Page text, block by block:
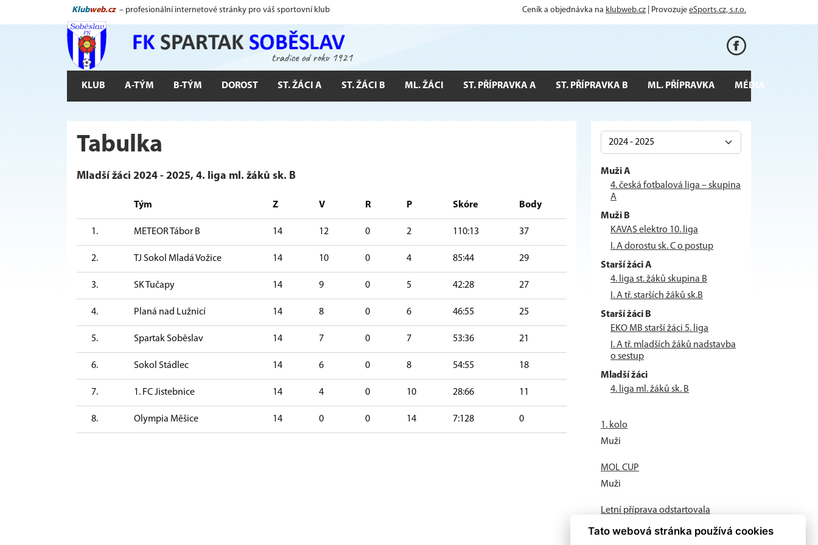
Klubweb.cz – profesionální internetové stránky pro váš sportovní klub Ceník a objednávka na klubweb.cz | Provozuje eSports.cz, s.r.o.
KLUB A-TÝM B-TÝM DOROST ST. ŽÁCI A ST. ŽÁCI B ML. ŽÁCI ST. PŘÍPRAVKA A ST. PŘÍPRAVKA B ML. PŘÍPRAVKA MÉDIA
Tabulka
Mladší žáci 2024 - 2025, 4. liga ml. žáků sk. B
Tým Z V R P Skóre Body
1. METEOR Tábor B 14 12 0 2 110:13 37
2. TJ Sokol Mladá Vožice 14 10 0 4 85:44 29
3. SK Tučapy 14 9 0 5 42:28 27
4. Planá nad Lužnicí 14 8 0 6 46:55 25
5. Spartak Soběslav 14 7 0 7 53:36 21
6. Sokol Stádlec 14 6 0 8 54:55 18
7. 1. FC Jistebnice 14 4 0 10 28:66 11
8. Olympia Měšice 14 0 0 14 7:128 0
Muži A
4. česká fotbalová liga – skupina
A
Muži B
KAVAS elektro 10. liga
I. A dorostu sk. C o postup
Starší žáci A
4. liga st. žáků skupina B
I. A tř. starších žáků sk.B
Starší žáci B
EKO MB starší žáci 5. liga
I. A tř. mladších žáků nadstavba
o sestup
Mladší žáci
4. liga ml. žáků sk. B
1. kolo
Muži
MOL CUP
Muži
Letní příprava odstartovala
Muži
Tato webová stránka používá cookies